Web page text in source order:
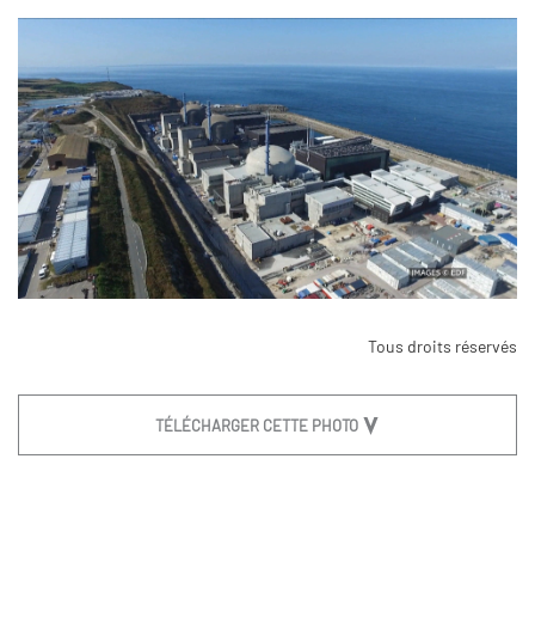
Tous droits réservés
TÉLÉCHARGER CETTE PHOTO